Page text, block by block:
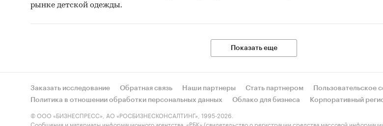
рынке детской одежды.
Показать еще
Заказать исследование Обратная связь Наши партнеры Стать партнером Пользовательское
Политика в отношении обработки персональных данных
Облако для бизнеса Корпоративный
© ООО «БИЗНЕСПРЕСС», АО «РОСБИЗНЕСКОНСАЛТИНГ», 1995-2026.
Сообщения и материалы информационного агентства «РБК» (свидетельство о регистрации средства массовой